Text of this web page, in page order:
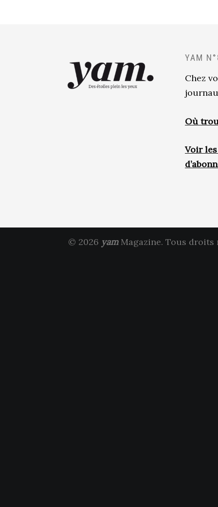
YAM
Chez
Où
Voir
© 2026 yamMagazine. Tous droits